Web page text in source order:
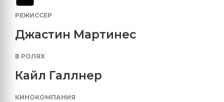
РЕЖИССЕР
Джастин Мартинес
В РОЛЯХ
Кайл Галлнер
КИНОКОМПАНИЯ